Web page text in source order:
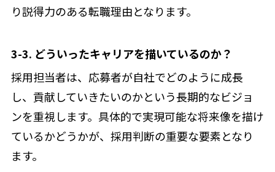
り説得力のある転職理由となります。
3-3. どういったキャリアを描いているのか？
採用担当者は、応募者が自社でどのように成長
し、貢献していきたいのかという長期的なビジョ
ンを重視します。具体的で実現可能な将来像を描け
ているかどうかが、採用判断の重要な要素となり
ます。